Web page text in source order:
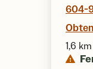
604-
1,6 km